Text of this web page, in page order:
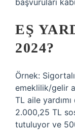
başvuruları
EŞ
2024?
Örnek:
emeklilik/gelir
TL aile
2.000,25 TL
tutuluyor ve